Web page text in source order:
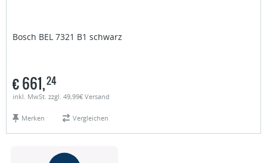
Bosch BEL 7321 B1 schwarz
€661,24
inkl. MwSt. zzgl. 49,99€ Versand
Merken Vergleichen